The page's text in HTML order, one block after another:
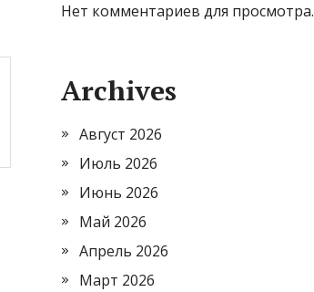
Нет комментариев для просмотра.
Archives
Август 2026
Июль 2026
Июнь 2026
Май 2026
Апрель 2026
Март 2026